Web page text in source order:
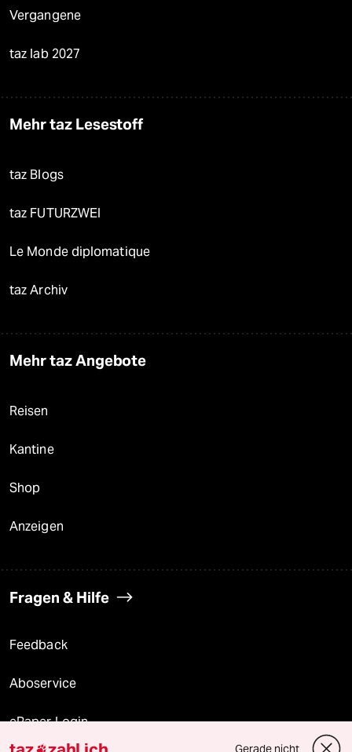
Vergangene
taz lab 2027
Mehr taz Lesestoff
taz Blogs
taz FUTURZWEI
Le Monde diplomatique
taz Archiv
Mehr taz Angebote
Reisen
Kantine
Shop
Anzeigen
Fragen & Hilfe
Feedback
Aboservice
ePaper Login
 Gerade nicht